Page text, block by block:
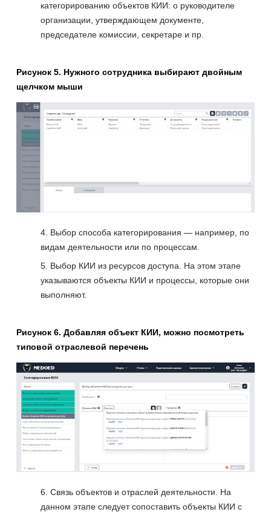
категорированию объектов КИИ: о руководителе
организации, утверждающем документе,
председателе комиссии, секретаре и пр.
Рисунок 5. Нужного сотрудника выбирают двойным
щелчком мыши
Выбор способа категорирования — например, по
видам деятельности или по процессам.
Выбор КИИ из ресурсов доступа. На этом этапе
указываются объекты КИИ и процессы, которые они
выполняют.
Рисунок 6. Добавляя объект КИИ, можно посмотреть
типовой отраслевой перечень
Связь объектов и отраслей деятельности. На
данном этапе следует сопоставить объекты КИИ с